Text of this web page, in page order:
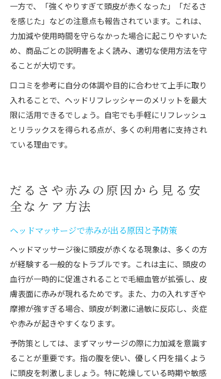
一方で、「強くやりすぎて頭皮が赤くなった」「だるさ
を感じた」などの注意点も報告されています。これは、
力加減や使用時間を守らなかった場合に起こりやすいた
め、商品ごとの説明書をよく読み、適切な使用方法を守
ることが大切です。
口コミを参考に自分の体調や目的に合わせて上手に取り
入れることで、ヘッドリフレッシャーのメリットを最大
限に活用できるでしょう。自宅でも手軽にリフレッシュ
とリラックスを得られる点が、多くの利用者に支持され
ている理由です。
だるさや赤みの原因から見る安
全なケア方法
ヘッドマッサージで赤みが出る原因と予防策
ヘッドマッサージ後に頭皮が赤くなる現象は、多くの方
が経験する一般的なトラブルです。これは主に、頭皮の
血行が一時的に促進されることで毛細血管が拡張し、皮
膚表面に赤みが現れるためです。また、力の入れすぎや
摩擦が強すぎる場合、頭皮が刺激に過敏に反応し、炎症
や赤みが起きやすくなります。
予防策としては、まずマッサージの際に力加減を意識す
ることが重要です。指の腹を使い、優しく円を描くよう
に頭皮を刺激しましょう。特に乾燥している時期や敏感